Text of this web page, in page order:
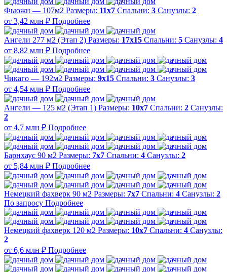
Фьюжн — 107м2 Размеры: 11х7 Спальни: 3 Санузлы: 2
от 3,42 млн ₽ Подробнее
Ангели 277 м2 (Этап 2) Размеры: 17х15 Спальни: 5 Санузлы: 4
от 8,82 млн ₽ Подробнее
Чикаго — 192м2 Размеры: 9х15 Спальни: 3 Санузлы: 3
от 4,54 млн ₽ Подробнее
Ангели — 125 м2 (Этап 1) Размеры: 10х7 Спальни: 2 Санузлы:
2
от 4,7 млн ₽ Подробнее
Барнхаус 90 м2 Размеры: 7x7 Спальни: 4 Санузлы: 2
от 5,84 млн ₽ Подробнее
Немецкий фахверк 90 м2 Размеры: 7x7 Спальни: 4 Санузлы: 2
По запросу Подробнее
Немецкий фахверк 120 м2 Размеры: 10x7 Спальни: 4 Санузлы:
2
от 6,6 млн ₽ Подробнее